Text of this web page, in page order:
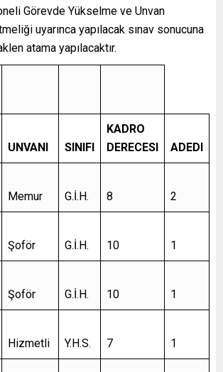
Görevde Yükselme ve Unvan
uyarınca yapılacak sınav sonucuna
atama yapılacaktır.
UNVANI SINIFI
KADRO
DERECESI
ADEDI
Memur G.İ.H. 8 2
Şoför G.İ.H. 10 1
Şoför G.İ.H. 10 1
Hizmetli Y.H.S. 7 1